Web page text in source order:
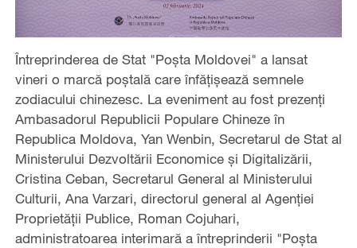
Întreprinderea de Stat "Poșta Moldovei" a lansat
vineri o marcă poștală care înfățișează semnele
zodiacului chinezesc. La eveniment au fost prezenți
Ambasadorul Republicii Populare Chineze în
Republica Moldova, Yan Wenbin, Secretarul de Stat al
Ministerului Dezvoltării Economice și Digitalizării,
Cristina Ceban, Secretarul General al Ministerului
Culturii, Ana Varzari, directorul general al Agenției
Proprietății Publice, Roman Cojuhari,
administratoarea interimară a întreprinderii "Poșta